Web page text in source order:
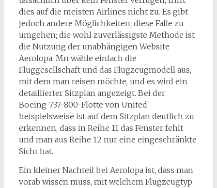
dies auf die meisten Airlines nicht zu. Es gibt
jedoch andere Möglichkeiten, diese Falle zu
umgehen; die wohl zuverlässigste Methode ist
die Nutzung der unabhängigen Website
Aerolopa. Mn wähle einfach die
Fluggesellschaft und das Flugzeugmodell aus,
mit dem man reisen möchte, und es wird ein
detaillierter Sitzplan angezeigt. Bei der
Boeing-737-800-Flotte von United
beispielsweise ist auf dem Sitzplan deutlich zu
erkennen, dass in Reihe 11 das Fenster fehlt
und man aus Reihe 12 nur eine eingeschränkte
Sicht hat.
Ein kleiner Nachteil bei Aerolopa ist, dass man
vorab wissen muss, mit welchem ​​Flugzeugtyp